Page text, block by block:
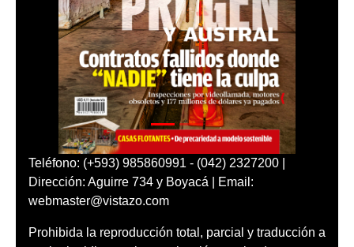
Teléfono: (+593) 985860991 - (042) 2327200 |
Dirección: Aguirre 734 y Boyacá | Email:
webmaster@vistazo.com
Prohibida la reproducción total, parcial y traducción a